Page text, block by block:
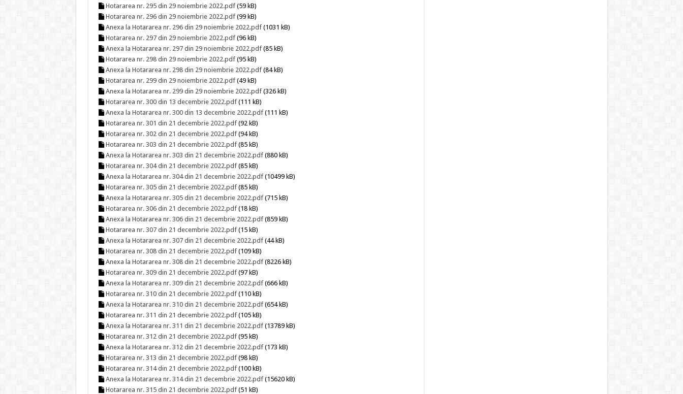
Hotararea nr. 295 din 29 noiembrie 2022.pdf(59 kB)
Hotararea nr. 296 din 29 noiembrie 2022.pdf(99 kB)
Anexa la Hotararea nr. 296 din 29 noiembrie 2022.pdf(1031 kB)
Hotararea nr. 297 din 29 noiembrie 2022.pdf(96 kB)
Anexa la Hotararea nr. 297 din 29 noiembrie 2022.pdf(85 kB)
Hotararea nr. 298 din 29 noiembrie 2022.pdf(95 kB)
Anexa la Hotararea nr. 298 din 29 noiembrie 2022.pdf(84 kB)
Hotararea nr. 299 din 29 noiembrie 2022.pdf(49 kB)
Anexa la Hotararea nr. 299 din 29 noiembrie 2022.pdf(326 kB)
Hotararea nr. 300 din 13 decembrie 2022.pdf(111 kB)
Anexa la Hotararea nr. 300 din 13 decembrie 2022.pdf(111 kB)
Hotararea nr. 301 din 21 decembrie 2022.pdf(92 kB)
Hotararea nr. 302 din 21 decembrie 2022.pdf(94 kB)
Hotararea nr. 303 din 21 decembrie 2022.pdf(85 kB)
Anexa la Hotararea nr. 303 din 21 decembrie 2022.pdf(880 kB)
Hotararea nr. 304 din 21 decembrie 2022.pdf(85 kB)
Anexa la Hotararea nr. 304 din 21 decembrie 2022.pdf(10499 kB)
Hotararea nr. 305 din 21 decembrie 2022.pdf(85 kB)
Anexa la Hotararea nr. 305 din 21 decembrie 2022.pdf(715 kB)
Hotararea nr. 306 din 21 decembrie 2022.pdf(18 kB)
Anexa la Hotararea nr. 306 din 21 decembrie 2022.pdf(859 kB)
Hotararea nr. 307 din 21 decembrie 2022.pdf(15 kB)
Anexa la Hotararea nr. 307 din 21 decembrie 2022.pdf(44 kB)
Hotararea nr. 308 din 21 decembrie 2022.pdf(109 kB)
Anexa la Hotararea nr. 308 din 21 decembrie 2022.pdf(8226 kB)
Hotararea nr. 309 din 21 decembrie 2022.pdf(97 kB)
Anexa la Hotararea nr. 309 din 21 decembrie 2022.pdf(666 kB)
Hotararea nr. 310 din 21 decembrie 2022.pdf(110 kB)
Anexa la Hotararea nr. 310 din 21 decembrie 2022.pdf(654 kB)
Hotararea nr. 311 din 21 decembrie 2022.pdf(105 kB)
Anexa la Hotararea nr. 311 din 21 decembrie 2022.pdf(13789 kB)
Hotararea nr. 312 din 21 decembrie 2022.pdf(95 kB)
Anexa la Hotararea nr. 312 din 21 decembrie 2022.pdf(173 kB)
Hotararea nr. 313 din 21 decembrie 2022.pdf(98 kB)
Hotararea nr. 314 din 21 decembrie 2022.pdf(100 kB)
Anexa la Hotararea nr. 314 din 21 decembrie 2022.pdf(15620 kB)
Hotararea nr. 315 din 21 decembrie 2022.pdf(51 kB)